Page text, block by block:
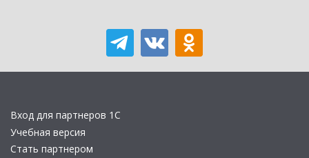
Вход для партнеров 1С
Учебная версия
Стать партнером